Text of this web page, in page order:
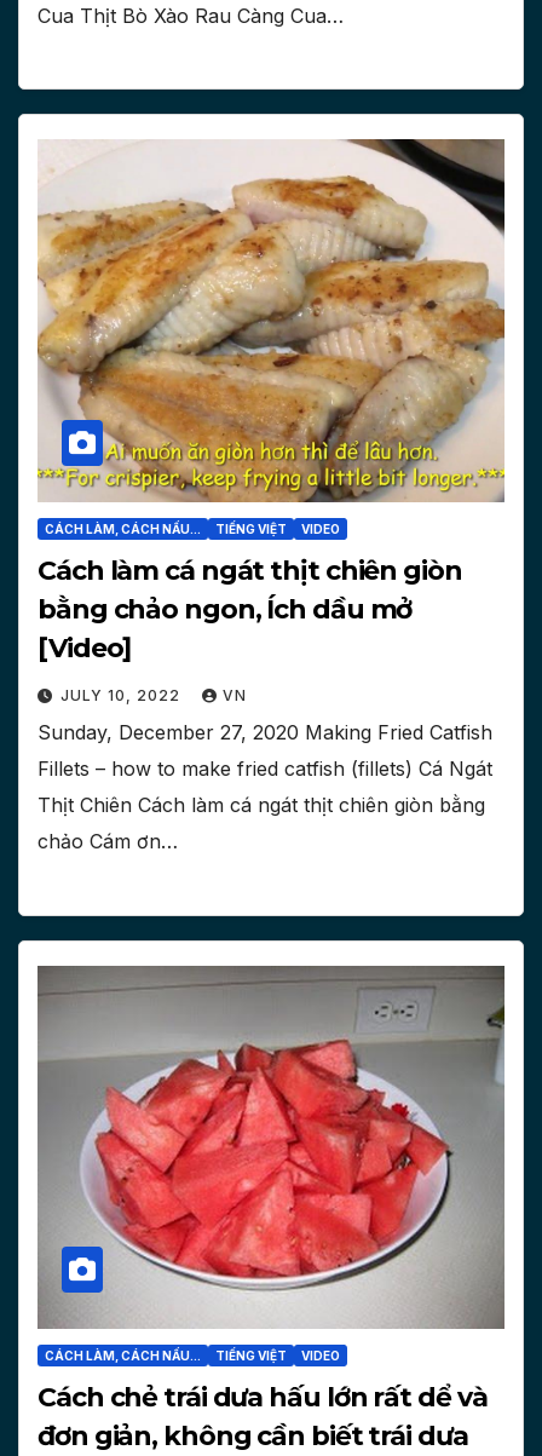
Cua Thịt Bò Xào Rau Càng Cua…
CÁCH LÀM, CÁCH NẤU... TIẾNG VIỆT VIDEO
Cách làm cá ngát thịt chiên giòn
bằng chảo ngon, Ích dầu mở
[Video]
JULY 10, 2022 VN
Sunday, December 27, 2020 Making Fried Catfish
Fillets – how to make fried catfish (fillets) Cá Ngát
Thịt Chiên Cách làm cá ngát thịt chiên giòn bằng
chảo Cám ơn…
CÁCH LÀM, CÁCH NẤU... TIẾNG VIỆT VIDEO
Cách chẻ trái dưa hấu lớn rất dể và
đơn giản, không cần biết trái dưa